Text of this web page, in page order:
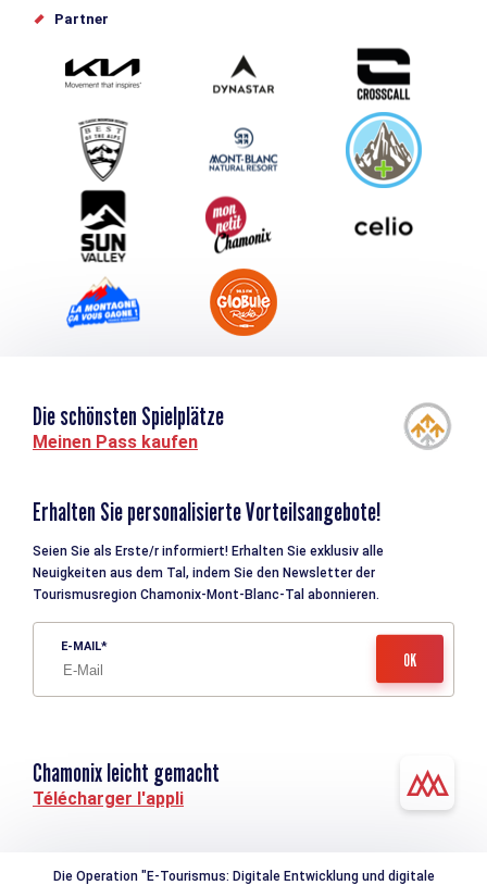
Offices de tourisme
Schlagen Sie Ihr Event vor
Service groupes et séminaires
Herunterladen
Tourismus & Behinderung
Partner
Die schönsten Spielplätze
Meinen Pass kaufen
Erhalten Sie personalisierte Vorteilsangebote!
Seien Sie als Erste/r informiert! Erhalten Sie exklusiv alle
Neuigkeiten aus dem Tal, indem Sie den Newsletter der
Tourismusregion Chamonix-Mont-Blanc-Tal abonnieren.
E-MAIL
Chamonix leicht gemacht
Télécharger l'appli
Die Operation "E-Tourismus: Digitale Entwicklung und digitale